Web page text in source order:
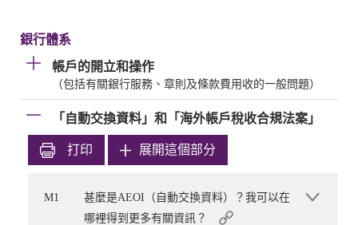
銀行體系
帳戶的開立和操作
（包括有關銀行服務、章則及條款費用收的一般問題）
「自動交換資料」和「海外帳戶稅收合規法案」
打印 展開這個部分
M1
甚麼是AEOI（自動交換資料）？我可以在
哪裡得到更多有關資訊？